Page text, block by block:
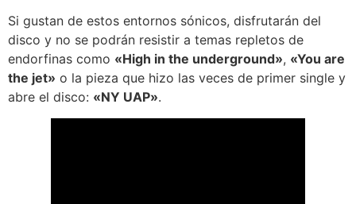
Si gustan de estos entornos sónicos, disfrutarán del
disco y no se podrán resistir a temas repletos de
endorfinas como «High in the underground», «You are
the jet» o la pieza que hizo las veces de primer single y
abre el disco: «NY UAP».